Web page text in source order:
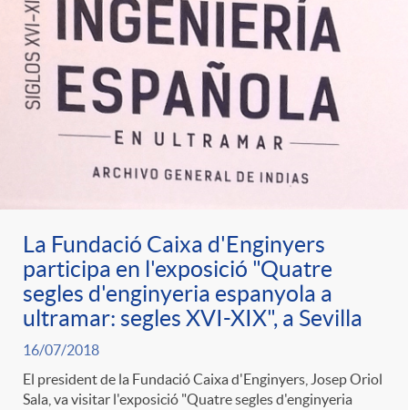
La Fundació Caixa d'Enginyers
participa en l'exposició "Quatre
segles d'enginyeria espanyola a
ultramar: segles XVI-XIX", a Sevilla
16/07/2018
El president de la Fundació Caixa d'Enginyers, Josep Oriol
Sala, va visitar l'exposició "Quatre segles d'enginyeria